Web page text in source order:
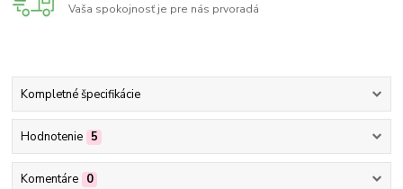
Vaša spokojnosť je pre nás prvoradá
Kompletné špecifikácie
Hodnotenie 5
Komentáre 0